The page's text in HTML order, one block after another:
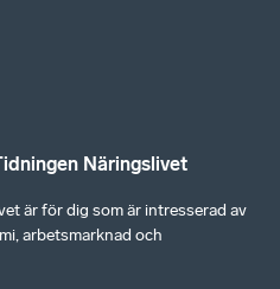
Näringslivet
är för dig som är intresserad av
arbetsmarknad och